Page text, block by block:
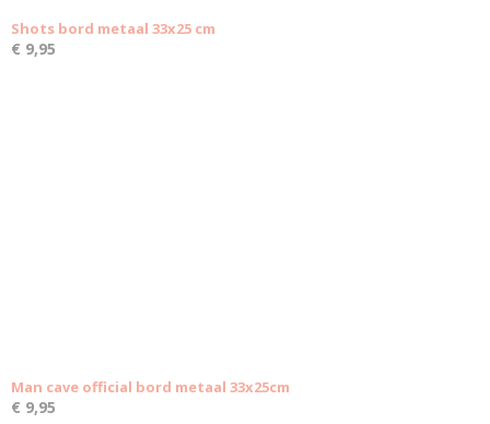
Shots bord metaal 33x25 cm
€ 9,95
Man cave official bord metaal 33x25cm
€ 9,95